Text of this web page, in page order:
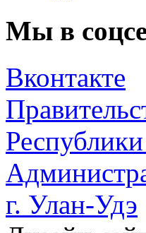
Мы в
Вконтакте
г. Улан-Удэ